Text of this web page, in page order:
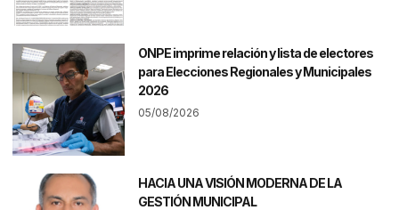
ONPE imprime relación y lista de electores
para Elecciones Regionales y Municipales
2026
05/08/2026
HACIA UNA VISIÓN MODERNA DE LA
GESTIÓN MUNICIPAL